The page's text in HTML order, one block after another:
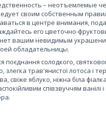
– неотъемлемые
своим собственным
в центре внимания,
его цветочно-
вашим невидимым
обладательницы.
поєднання солодкого,
злегка трав'янистої лотоса і
свіже яблуко, ніжна біла
співзвуччям